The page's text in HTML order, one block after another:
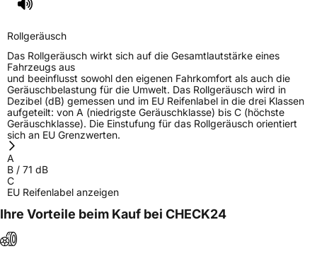
Rollgeräusch
Das Rollgeräusch wirkt sich auf die Gesamtlautstärke eines
Fahrzeugs aus
und beeinflusst sowohl den eigenen Fahrkomfort als auch die
Geräuschbelastung für die Umwelt. Das Rollgeräusch wird in
Dezibel (dB) gemessen und im EU Reifenlabel in die drei Klassen
aufgeteilt: von A (niedrigste Geräuschklasse) bis C (höchste
Geräuschklasse). Die Einstufung für das Rollgeräusch orientiert
sich an EU Grenzwerten.
A
B / 71 dB
C
EU Reifenlabel anzeigen
Ihre Vorteile beim Kauf bei CHECK24